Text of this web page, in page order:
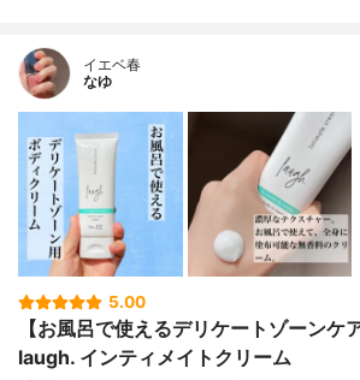
ラウロイルグルタミ
リル酸グリセリル、
リン、キサンタンガ
酸【スイートブーケ
ン酸、ＢＧ、プロパ
アルコール、ペンチ
バ種子油、（カプロ
チレートＮａ、クエ
ゴサッカリド、ホス
ツバキ花エキス、マ
ニアスピノサ核油、
イエベ春
なゆ
5.00
【お風呂で使えるデリケートゾーンケ
laugh. インティメイトクリーム